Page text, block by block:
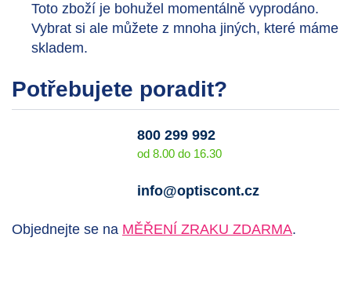
Toto zboží je bohužel momentálně vyprodáno.
Vybrat si ale můžete z mnoha jiných, které máme
skladem.
Potřebujete poradit?
800 299 992
od 8.00 do 16.30
info@optiscont.cz
Objednejte se na MĚŘENÍ ZRAKU ZDARMA.